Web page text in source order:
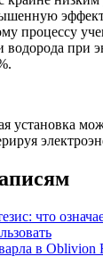
процессу
при
установка
что
в Oblivion